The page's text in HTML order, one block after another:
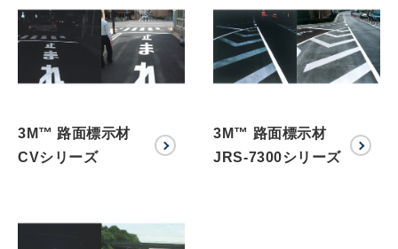
3M™ 路面標示材
CVシリーズ
3M™ 路面標示材
JRS-7300シリーズ